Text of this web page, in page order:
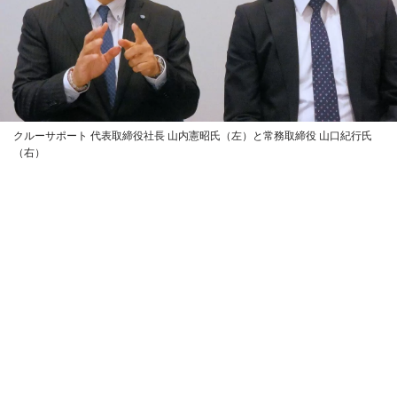
クルーサポート 代表取締役社長 山内憲昭氏（左）と常務取締役 山口紀行氏
（右）